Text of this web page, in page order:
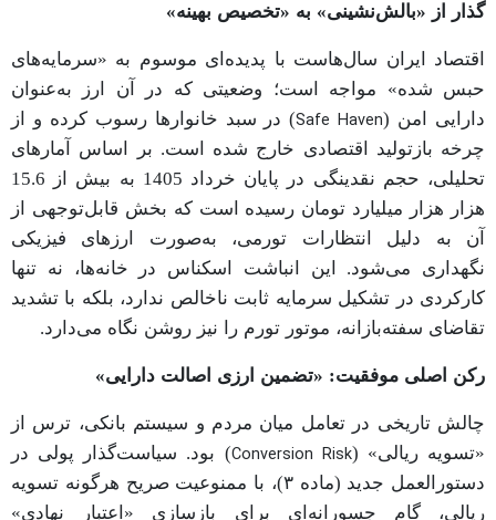
گذار از «بالش‌نشینی» به «تخصیص بهینه»
اقتصاد ایران سال‌هاست با پدیده‌ای موسوم به «سرمایه‌های
حبس شده» مواجه است؛ وضعیتی که در آن ارز به‌عنوان
دارایی امن (Safe Haven) در سبد خانوارها رسوب کرده و از
چرخه بازتولید اقتصادی خارج شده است. بر اساس آمارهای
تحلیلی، حجم نقدینگی در پایان خرداد 1405 به بیش از 15.6
هزار هزار میلیارد تومان رسیده است که بخش قابل‌توجهی از
آن به دلیل انتظارات تورمی، به‌صورت ارزهای فیزیکی
نگهداری می‌شود. این انباشت اسکناس در خانه‌ها، نه تنها
کارکردی در تشکیل سرمایه ثابت ناخالص ندارد، بلکه با تشدید
تقاضای سفته‌بازانه، موتور تورم را نیز روشن نگاه می‌دارد.
رکن اصلی موفقیت: «تضمین ارزی اصالت دارایی»
چالش تاریخی در تعامل میان مردم و سیستم بانکی، ترس از
«تسویه ریالی» (Conversion Risk) بود. سیاست‌گذار پولی در
دستورالعمل جدید (ماده ۳)، با ممنوعیت صریح هرگونه تسویه
ریالی، گام جسورانه‌ای برای بازسازی «اعتبار نهادی»